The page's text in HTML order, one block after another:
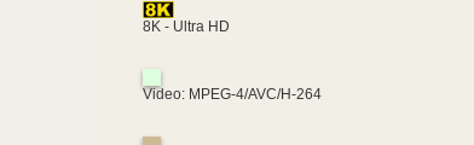
8K - Ultra HD
Video: MPEG-4/AVC/H-264